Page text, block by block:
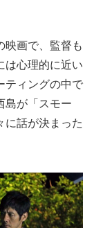
映画で、監督も
は心理的に近い
ティングの中で
島が「スモー
に話が決まった